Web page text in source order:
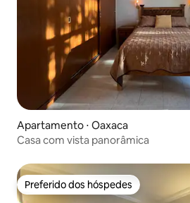
Apartamento ⋅ Oaxaca
Casa com vista panorâmica
Preferido dos hóspedes
Preferido dos hóspedes